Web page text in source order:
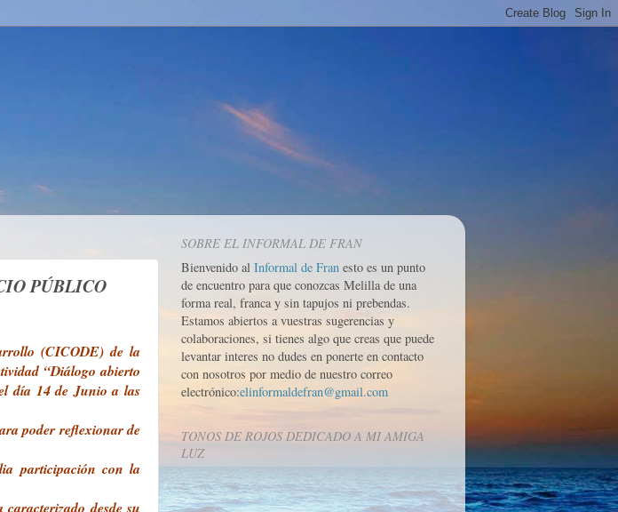
PÚBLICO
(CICODE) de la
“Diálogo abierto
día 14 de Junio a las
poder reflexionar de
participación con la
desde su
SOBRE EL INFORMAL DE FRAN
Bienvenido al Informal de Fran esto es un punto
de encuentro para que conozcas Melilla de una
forma real, franca y sin tapujos ni prebendas.
Estamos abiertos a vuestras sugerencias y
colaboraciones, si tienes algo que creas que puede
levantar interes no dudes en ponerte en contacto
con nosotros por medio de nuestro correo
electrónico:elinformaldefran@gmail.com
TONOS DE ROJOS DEDICADO A MI AMIGA
LUZ